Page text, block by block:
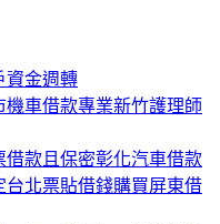
資金週轉
車借款專業新竹護理師
款且保密彰化汽車借款
北票貼借錢購買屏東借